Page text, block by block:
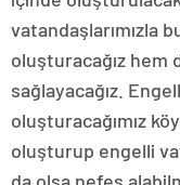
vatandaşlarımızla
oluşturacağız hem
sağlayacağız.
oluşturacağımız
oluşturup engelli